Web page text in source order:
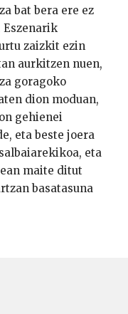
bat bera ere ez
zaizkit ezin
aurkitzen nuen,
goragoko
dion moduan,
gehienei
eta beste joera
eta
maite ditut
basatasuna